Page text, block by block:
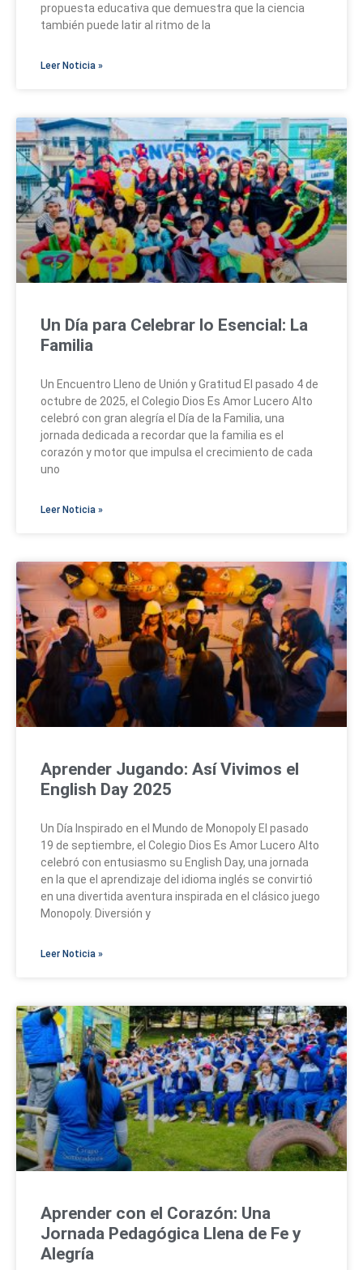
propuesta educativa que demuestra que la ciencia
también puede latir al ritmo de la
Leer Noticia »
Un Día para Celebrar lo Esencial: La
Familia
Un Encuentro Lleno de Unión y Gratitud El pasado 4 de
octubre de 2025, el Colegio Dios Es Amor Lucero Alto
celebró con gran alegría el Día de la Familia, una
jornada dedicada a recordar que la familia es el
corazón y motor que impulsa el crecimiento de cada
uno
Leer Noticia »
Aprender Jugando: Así Vivimos el
English Day 2025
Un Día Inspirado en el Mundo de Monopoly El pasado
19 de septiembre, el Colegio Dios Es Amor Lucero Alto
celebró con entusiasmo su English Day, una jornada
en la que el aprendizaje del idioma inglés se convirtió
en una divertida aventura inspirada en el clásico juego
Monopoly. Diversión y
Leer Noticia »
Aprender con el Corazón: Una
Jornada Pedagógica Llena de Fe y
Alegría